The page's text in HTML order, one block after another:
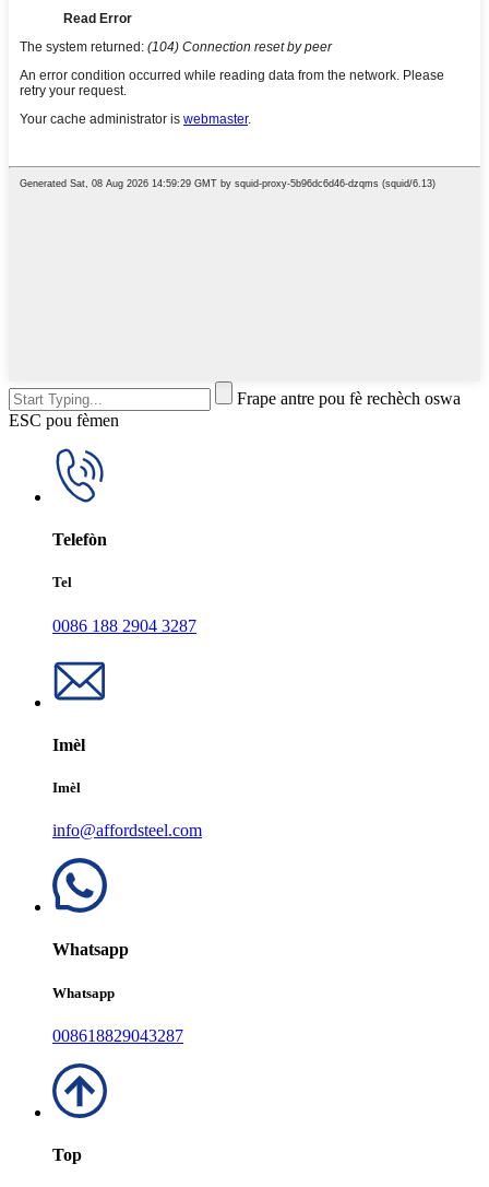
Frape antre pou fè rechèch oswa
ESC pou fèmen
Telefòn
Tel
0086 188 2904 3287
Imèl
Imèl
info@affordsteel.com
Whatsapp
Whatsapp
008618829043287
Top